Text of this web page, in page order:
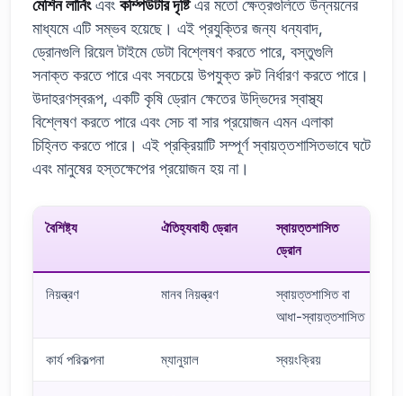
মেশিন লার্নিংএবং কম্পিউটার দৃষ্টিএর মতো ক্ষেত্রগুলিতে উন্নয়নের
মাধ্যমে এটি সম্ভব হয়েছে। এই প্রযুক্তির জন্য ধন্যবাদ,
ড্রোনগুলি রিয়েল টাইমে ডেটা বিশ্লেষণ করতে পারে, বস্তুগুলি
সনাক্ত করতে পারে এবং সবচেয়ে উপযুক্ত রুট নির্ধারণ করতে পারে।
উদাহরণস্বরূপ, একটি কৃষি ড্রোন ক্ষেতের উদ্ভিদের স্বাস্থ্য
বিশ্লেষণ করতে পারে এবং সেচ বা সার প্রয়োজন এমন এলাকা
চিহ্নিত করতে পারে। এই প্রক্রিয়াটি সম্পূর্ণ স্বায়ত্তশাসিতভাবে ঘটে
এবং মানুষের হস্তক্ষেপের প্রয়োজন হয় না।
বৈশিষ্ট্য ঐতিহ্যবাহী ড্রোন
স্বায়ত্তশাসিত
ড্রোন
নিয়ন্ত্রণ মানব নিয়ন্ত্রণ
স্বায়ত্তশাসিত বা
আধা-স্বায়ত্তশাসিত
কার্য পরিকল্পনা ম্যানুয়াল স্বয়ংক্রিয়